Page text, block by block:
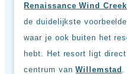
Renaissance Wind
de duidelijkste
waar je ook buiten het
hebt. Het resort ligt
centrum vanWillemstad